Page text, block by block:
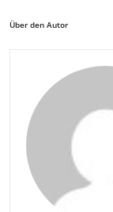
Über den Autor